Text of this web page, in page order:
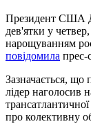
Президент США
дев'ятки у
нарощуванням
повідомила прес-
Зазначається, що
лідер наголосив
про колективну